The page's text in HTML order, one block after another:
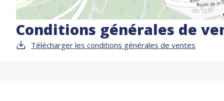
Conditions générales de
Télécharger les conditions générales de ventes